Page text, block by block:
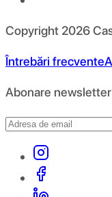
Copyright 2026
Întrebări frecvente
Abonare newsletter